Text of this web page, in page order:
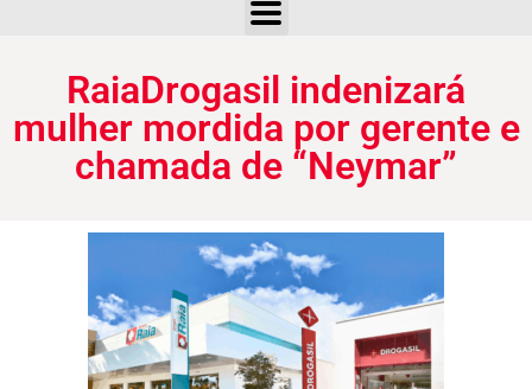
RaiaDrogasil indenizará
mulher mordida por gerente e
chamada de “Neymar”